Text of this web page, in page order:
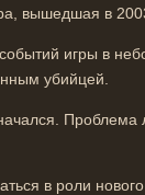
вышедшая в
игры в
убийцей.
в роли